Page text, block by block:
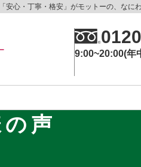
心・丁寧・格安」がモットーの、なに
9:00~20:00(年
声